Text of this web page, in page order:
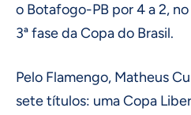
o Botafogo-PB por 4 a 2,
3ª fase da Copa do Brasil.
Pelo Flamengo, Matheus
sete títulos: uma Copa